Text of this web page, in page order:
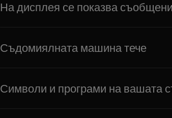
На дисплея се показва
Съдомиялната машина тече
Символи и програми на вашата